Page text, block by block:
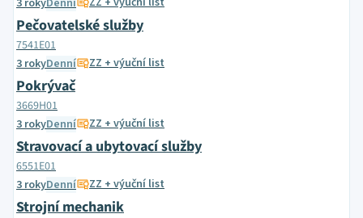
3 rokyDenní
Pečovatelské služby
7541E01
3 rokyDenní ZZ + výuční list
Pokrývač
3669H01
3 rokyDenní ZZ + výuční list
Stravovací a ubytovací služby
6551E01
3 rokyDenní ZZ + výuční list
Strojní mechanik